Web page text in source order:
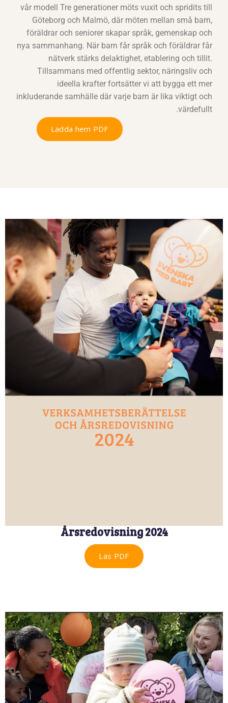
vår modell Tre generationer möts vuxit och spridits till
Göteborg och Malmö, där möten mellan små barn,
föräldrar och seniorer skapar språk, gemenskap och
nya sammanhang. När barn får språk och föräldrar får
nätverk stärks delaktighet, etablering och tillit.
Tillsammans med offentlig sektor, näringsliv och
ideella krafter fortsätter vi att bygga ett mer
inkluderande samhälle där varje barn är lika viktigt och
värdefullt.
Ladda hem PDF
Årsredovisning 2024
Läs PDF